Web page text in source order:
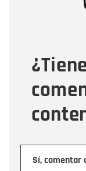
Sí, comentar
Tipo de
Mensaje